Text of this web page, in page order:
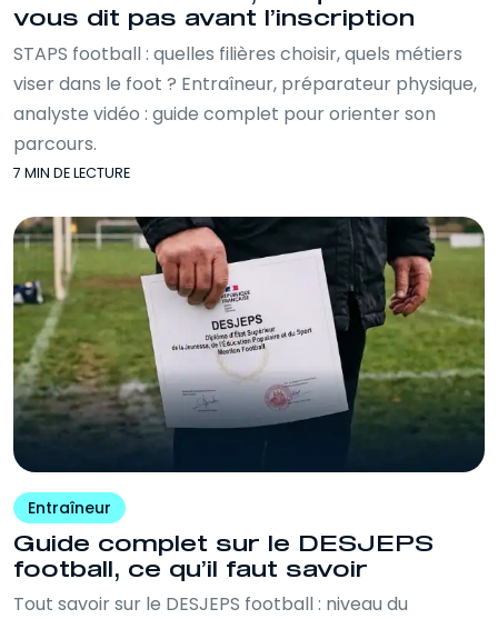
vous dit pas avant l’inscription
STAPS football : quelles filières choisir, quels métiers
viser dans le foot ? Entraîneur, préparateur physique,
analyste vidéo : guide complet pour orienter son
parcours.
7 MIN DE LECTURE
Entraîneur
Guide complet sur le DESJEPS
football, ce qu’il faut savoir
Tout savoir sur le DESJEPS football : niveau du